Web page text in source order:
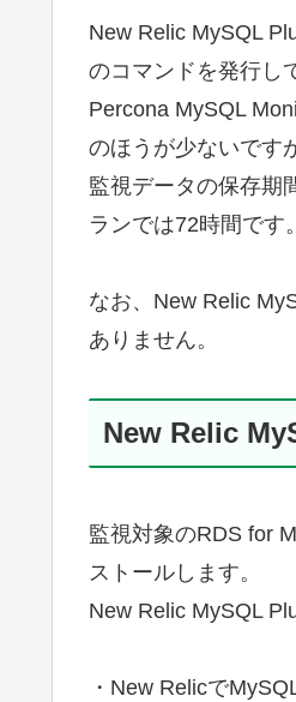
New Relic MySQL
のコマンドを発行し
Percona MySQL
のほうが少ないです
監視データの保存期
ランでは72時間です。
なお、New Relic
ありません。
New Relic
監視対象のRDS for
ストールします。
New Relic MySQL
・New Relicで